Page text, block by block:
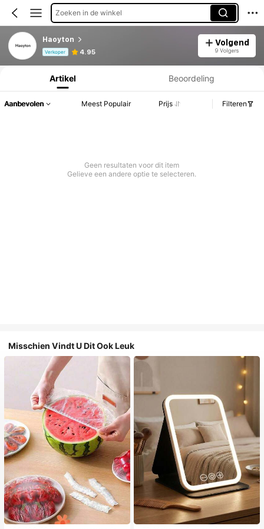
Zoeken in de winkel
Haoyton
Verkoper 4.95
Volgend
9 Volgers
Productinformatie: Prijsopenbaring, Verkoop- en Voorraadgegevens.
Artikel Beoordeling
Aanbevolen Meest Populair Prijs Filteren
Geen resultaten voor dit item
Gelieve een andere optie te selecteren.
Misschien Vindt U Dit Ook Leuk